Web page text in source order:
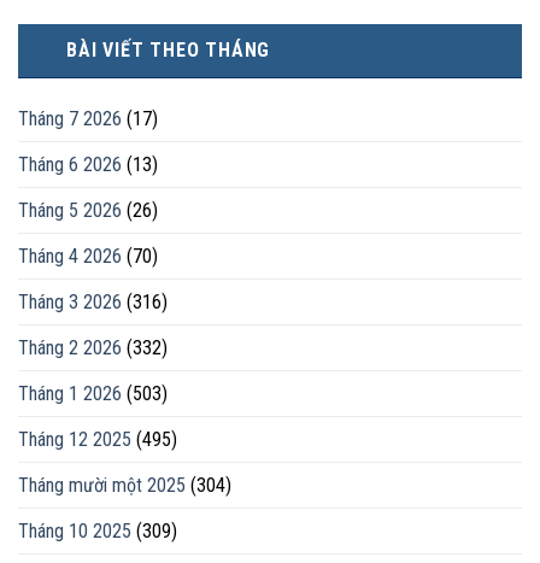
BÀI VIẾT THEO THÁNG
Tháng 7 2026 (17)
Tháng 6 2026 (13)
Tháng 5 2026 (26)
Tháng 4 2026 (70)
Tháng 3 2026 (316)
Tháng 2 2026 (332)
Tháng 1 2026 (503)
Tháng 12 2025 (495)
Tháng mười một 2025 (304)
Tháng 10 2025 (309)